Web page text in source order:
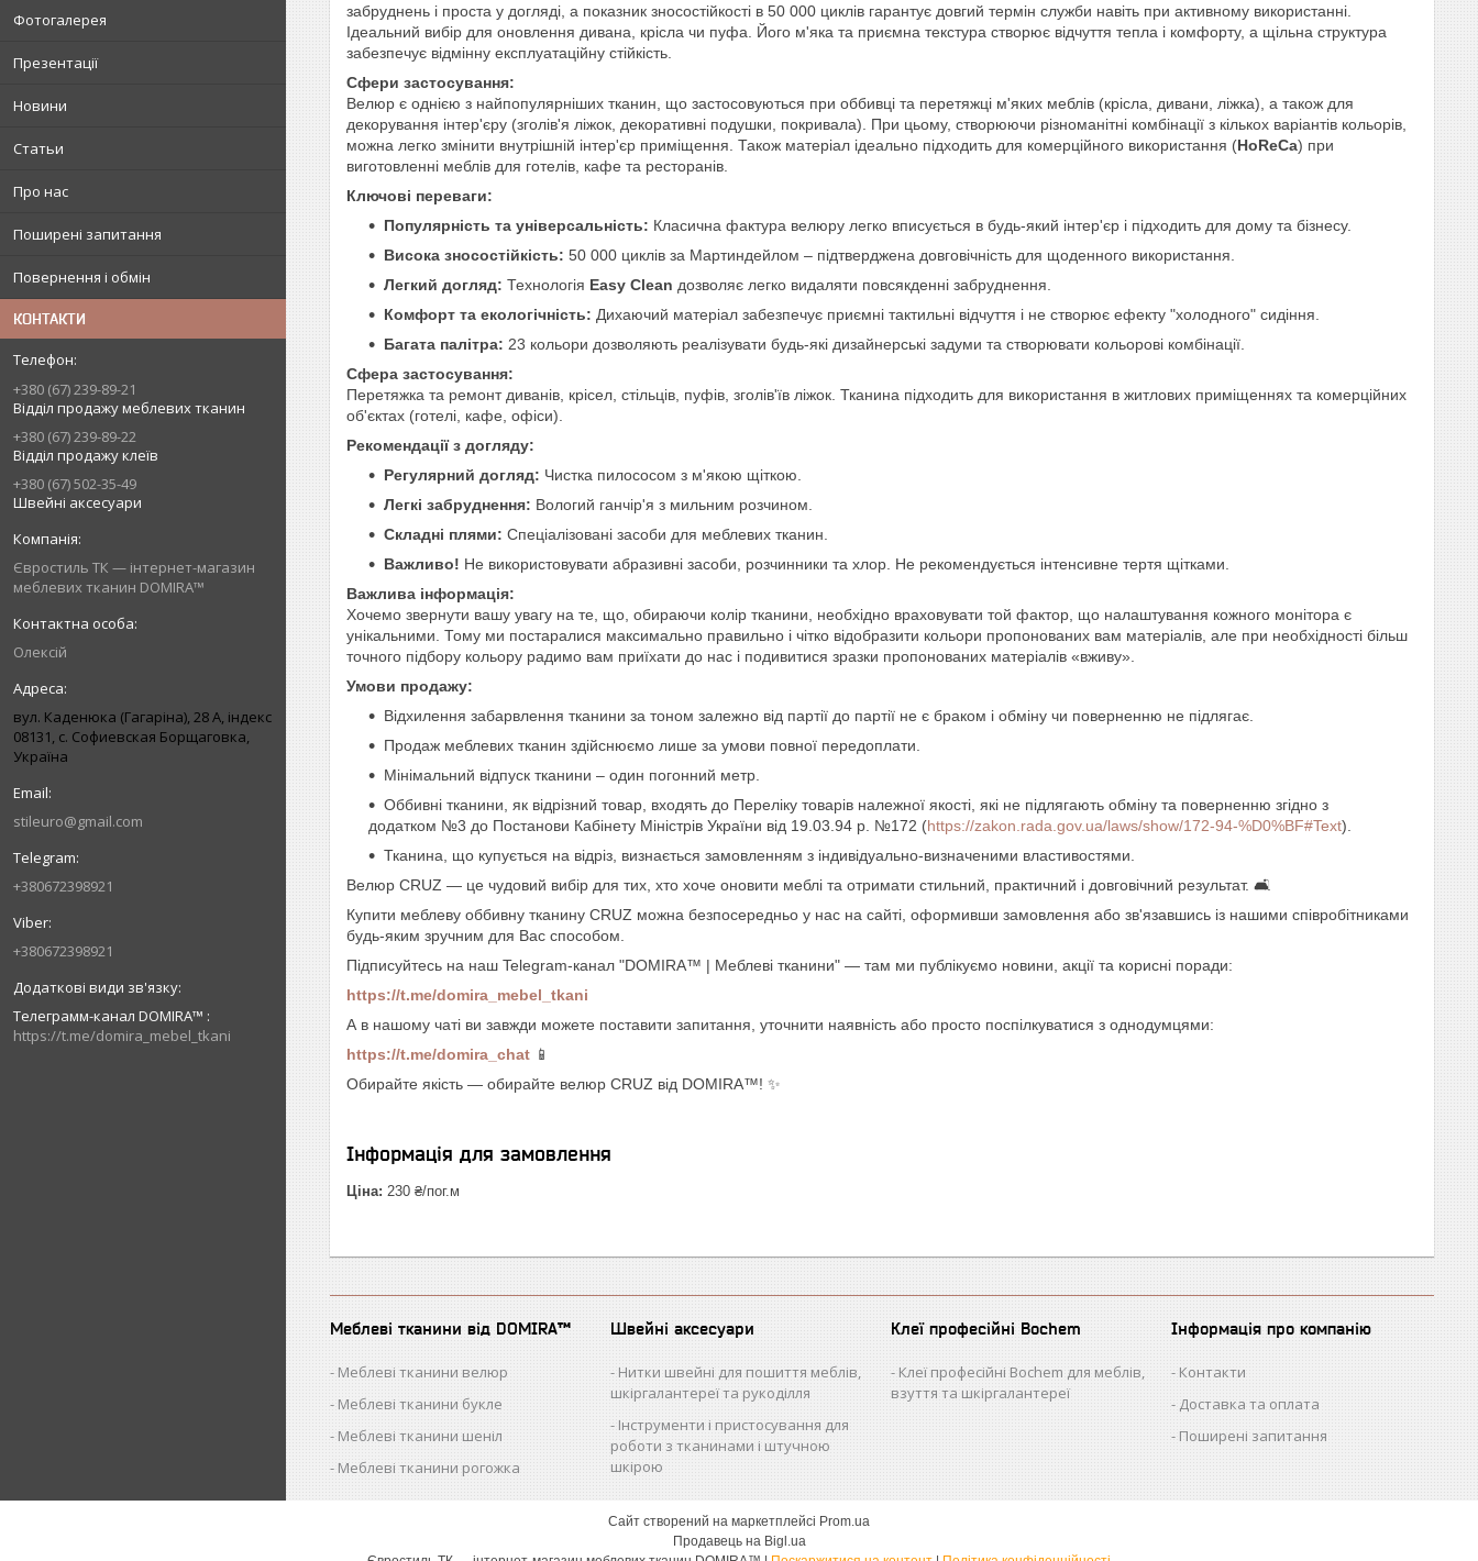
Фотогалерея
Презентації
Новини
Статьи
Про нас
Поширені запитання
Повернення і обмін
КОНТАКТИ
+380 (67) 239-89-21
Відділ продажу меблевих тканин
+380 (67) 239-89-22
Відділ продажу клеїв
+380 (67) 502-35-49
Швейні аксесуари
Євростиль ТК — інтернет-магазин
меблевих тканин DOMIRA™
Олексій
вул. Каденюка (Гагаріна), 28 А, індекс
08131, с. Софиевская Борщаговка,
Україна
stileuro@gmail.com
+380672398921
+380672398921
Телеграмм-канал DOMIRA™
https://t.me/domira_mebel_tkani
забруднень і проста у догляді, а показник зносостійкості в 50 000 циклів гарантує довгий термін служби навіть при активному використанні.
Ідеальний вибір для оновлення дивана, крісла чи пуфа. Його м'яка та приємна текстура створює відчуття тепла і комфорту, а щільна структура
забезпечує відмінну експлуатаційну стійкість.
Сфери застосування:
Велюр є однією з найпопулярніших тканин, що застосовуються при оббивці та перетяжці м'яких меблів (крісла, дивани, ліжка), а також для
декорування інтер'єру (зголів'я ліжок, декоративні подушки, покривала). При цьому, створюючи різноманітні комбінації з кількох варіантів кольорів,
можна легко змінити внутрішній інтер'єр приміщення. Також матеріал ідеально підходить для комерційного використання (HoReCa) при
виготовленні меблів для готелів, кафе та ресторанів.
Ключові переваги:
Популярність та універсальність: Класична фактура велюру легко вписується в будь-який інтер'єр і підходить для дому та бізнесу.
Висока зносостійкість: 50 000 циклів за Мартиндейлом – підтверджена довговічність для щоденного використання.
Легкий догляд: Технологія Easy Clean дозволяє легко видаляти повсякденні забруднення.
Комфорт та екологічність: Дихаючий матеріал забезпечує приємні тактильні відчуття і не створює ефекту "холодного" сидіння.
Багата палітра: 23 кольори дозволяють реалізувати будь-які дизайнерські задуми та створювати кольорові комбінації.
Сфера застосування:
Перетяжка та ремонт диванів, крісел, стільців, пуфів, зголів'їв ліжок. Тканина підходить для використання в житлових приміщеннях та комерційних
об'єктах (готелі, кафе, офіси).
Рекомендації з догляду:
Регулярний догляд: Чистка пилососом з м'якою щіткою.
Легкі забруднення: Вологий ганчір'я з мильним розчином.
Складні плями: Спеціалізовані засоби для меблевих тканин.
Важливо! Не використовувати абразивні засоби, розчинники та хлор. Не рекомендується інтенсивне тертя щітками.
Важлива інформація:
Хочемо звернути вашу увагу на те, що, обираючи колір тканини, необхідно враховувати той фактор, що налаштування кожного монітора є
унікальними. Тому ми постаралися максимально правильно і чітко відобразити кольори пропонованих вам матеріалів, але при необхідності більш
точного підбору кольору радимо вам приїхати до нас і подивитися зразки пропонованих матеріалів «вживу».
Умови продажу:
Відхилення забарвлення тканини за тоном залежно від партії до партії не є браком і обміну чи поверненню не підлягає.
Продаж меблевих тканин здійснюємо лише за умови повної передоплати.
Мінімальний відпуск тканини – один погонний метр.
Оббивні тканини, як відрізний товар, входять до Переліку товарів належної якості, які не підлягають обміну та поверненню згідно з
додатком №3 до Постанови Кабінету Міністрів України від 19.03.94 р. №172 (https://zakon.rada.gov.ua/laws/show/172-94-%D0%BF#Text).
Тканина, що купується на відріз, визнається замовленням з індивідуально-визначеними властивостями.
Велюр CRUZ — це чудовий вибір для тих, хто хоче оновити меблі та отримати стильний, практичний і довговічний результат. 🛋️
Купити меблеву оббивну тканину CRUZ можна безпосередньо у нас на сайті, оформивши замовлення або зв'язавшись із нашими співробітниками
будь-яким зручним для Вас способом.
Підписуйтесь на наш Telegram-канал "DOMIRA™ | Меблеві тканини" — там ми публікуємо новини, акції та корисні поради:
https://t.me/domira_mebel_tkani
А в нашому чаті ви завжди можете поставити запитання, уточнити наявність або просто поспілкуватися з однодумцями:
https://t.me/domira_chat 📱
Обирайте якість — обирайте велюр CRUZ від DOMIRA™! ✨
Інформація для замовлення
Ціна: 230 ₴/пог.м
Меблеві тканини від DOMIRA™
Меблеві тканини велюр
Меблеві тканини букле
Меблеві тканини шеніл
Меблеві тканини рогожка
Швейні аксесуари
Нитки швейні для пошиття меблів,
шкіргалантереї та рукоділля
Інструменти і пристосування для
роботи з тканинами і штучною
шкірою
Клеї професійні Bochem
Клеї професійні Bochem для меблів,
взуття та шкіргалантереї
Інформація про компанію
Контакти
Доставка та оплата
Поширені запитання
Сайт створений на маркетплейсі Prom.ua
Продавець на Bigl.ua